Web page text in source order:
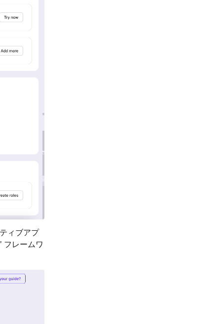
ィブアプ
フレームワ